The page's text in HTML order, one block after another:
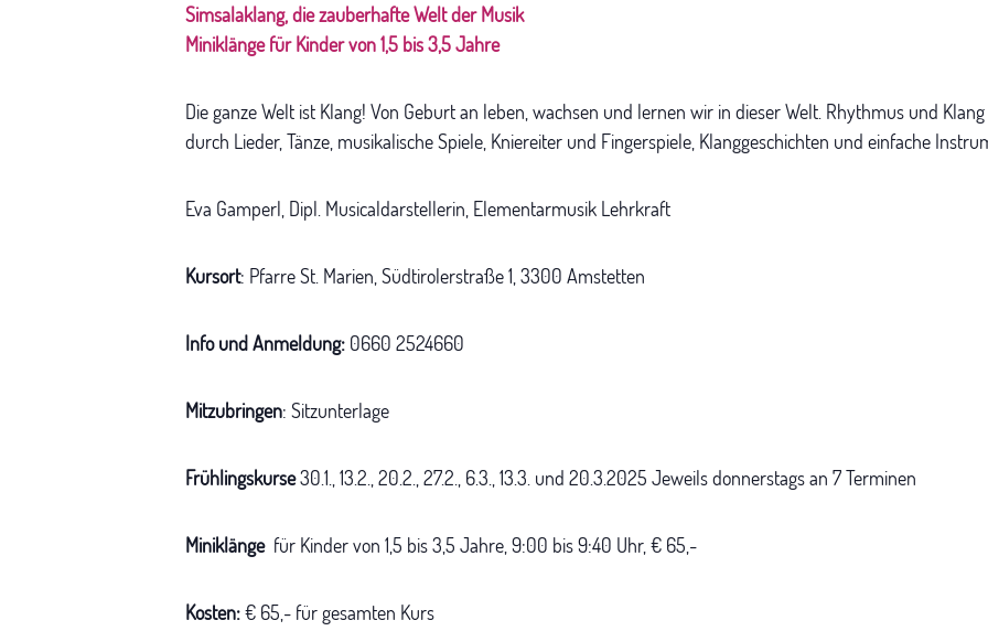
Simsalaklang, die zauberhafte Welt der Musik
Miniklänge für Kinder von 1,5 bis 3,5 Jahre
Die ganze Welt ist Klang! Von Geburt an leben, wachsen und lernen wir in dieser Welt. Rhythmus und
durch Lieder, Tänze, musikalische Spiele, Kniereiter und Fingerspiele, Klanggeschichten und einfache
Eva Gamperl, Dipl. Musicaldarstellerin, Elementarmusik Lehrkraft
Kursort: Pfarre St. Marien, Südtirolerstraße 1, 3300 Amstetten
Info und Anmeldung: 0660 2524660
Mitzubringen: Sitzunterlage
Frühlingskurse30.1., 13.2., 20.2., 27.2., 6.3., 13.3. und 20.3.2025 Jeweils donnerstags an 7 Terminen
Miniklänge für Kinder von 1,5 bis 3,5 Jahre, 9:00 bis 9:40 Uhr, € 65,-
Kosten:€ 65,- für gesamten Kurs